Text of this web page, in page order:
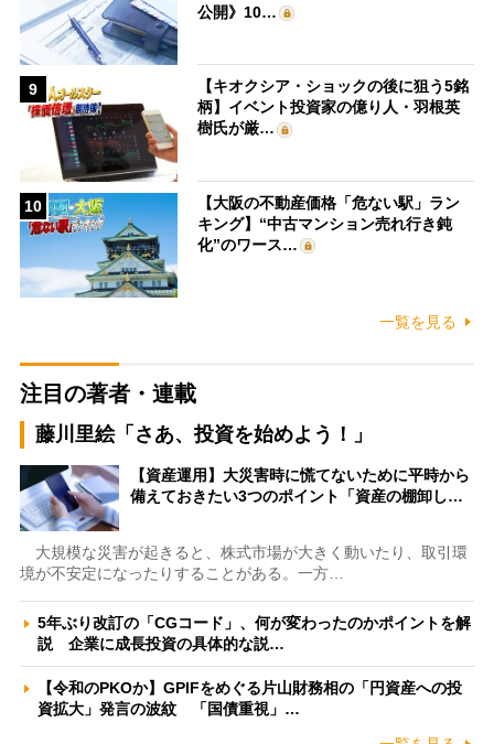
公開》10…
9
【キオクシア・ショックの後に狙う5銘
柄】イベント投資家の億り人・羽根英
樹氏が厳…
10
【大阪の不動産価格「危ない駅」ラン
キング】“中古マンション売れ行き鈍
化”のワース…
一覧を見る
注目の著者・連載
藤川里絵「さあ、投資を始めよう！」
【資産運用】大災害時に慌てないために平時から
備えておきたい3つのポイント「資産の棚卸し…
大規模な災害が起きると、株式市場が大きく動いたり、取引環
境が不安定になったりすることがある。一方…
5年ぶり改訂の「CGコード」、何が変わったのかポイントを解
説 企業に成長投資の具体的な説…
【令和のPKOか】GPIFをめぐる片山財務相の「円資産への投
資拡大」発言の波紋 「国債重視」…